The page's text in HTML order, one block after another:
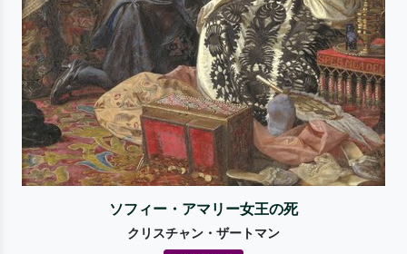
ソフィー・アマリー女王の死
クリスチャン・ザートマン